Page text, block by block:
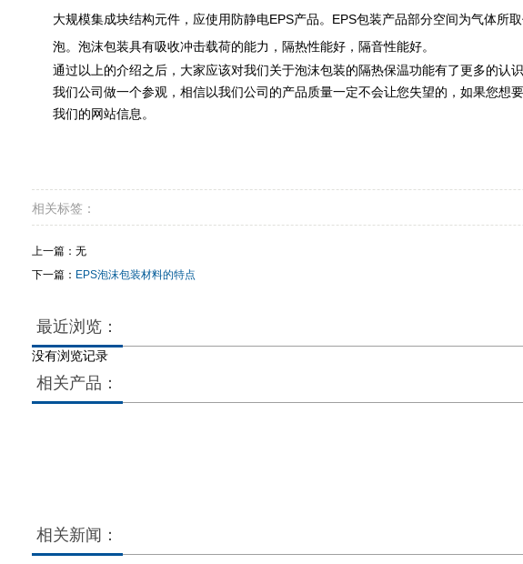
大规模集成块结构元件，应使用防静电EPS产品。EPS包装产品部分空间为气体所
泡。泡沫包装具有吸收冲击载荷的能力，隔热性能好，隔音性能好。
通过以上的介绍之后，大家应该对我们关于泡沫包装的隔热保温功能有了更多的认
我们公司做一个参观，相信以我们公司的产品质量一定不会让您失望的，如果您想
我们的网站信息。
相关标签：
上一篇：无
下一篇： EPS泡沫包装材料的特点
最近浏览：
没有浏览记录
相关产品：
相关新闻：